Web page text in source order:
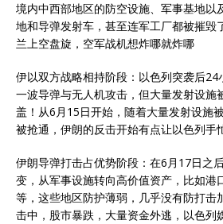
境内中西部地区的防空设施、军事基地以
地和导弹发射车，甚至连军工厂都被摧毁
兰上空盘旋，空军战机想炸哪就炸哪
伊以双方战略相持阶段：以色列突袭后
一波导弹与无人机攻击，但大量发射设施
盖！从6月15日开始，随着大量发射设施
被抢通，伊朗的反击开始有点让以色列手
伊朗导弹打击占优势阶段：在6月17日之
变，从军事设施转向高价值资产，比如港
等，这些地区防护薄弱，几乎没有防打击
击中，股市暴跌，大量资金外逃，以色列